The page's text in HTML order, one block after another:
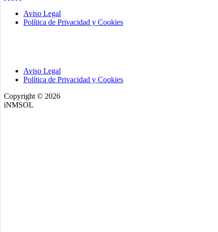
Aviso Legal
Política de Privacidad y Cookies
Aviso Legal
Política de Privacidad y Cookies
Copyright © 2026
iNMSOL